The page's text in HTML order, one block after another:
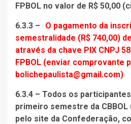
FPBOL no valor de R$ 50,00
6.3.3 –
O pagamento da
semestralidade (R$ 740,00)
através da chave PIX CNPJ
FPBOL (enviar comprovante
bolichepaulista@gmail.com)
6.3.4 – Todos os
primeiro semestre da CBBOL
pelo site da Confederação,